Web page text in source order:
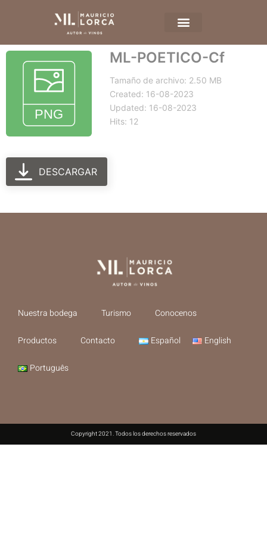
ML-POETICO-Cf
Tamaño de archivo: 2.50 MB
Created: 16-08-2023
Updated: 16-08-2023
Hits: 12
DESCARGAR
Nuestra bodega Turismo Conocenos
Productos Contacto Español English
Português
Copyright 2021. Todos los derechos reservados